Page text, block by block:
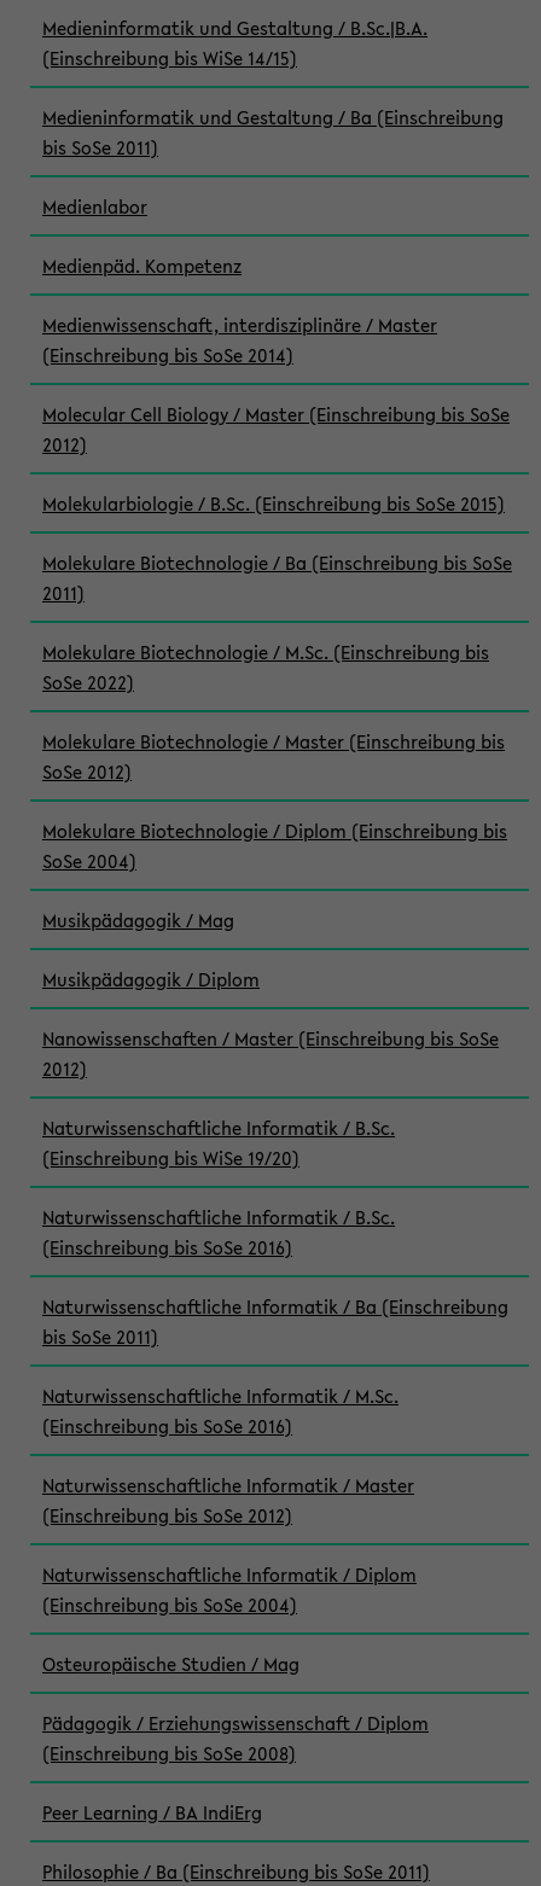
Medieninformatik und Gestaltung / B.Sc.|B.A.
(Einschreibung bis WiSe 14/15)
Medieninformatik und Gestaltung / Ba (Einschreibung
bis SoSe 2011)
Medienlabor
Medienpäd. Kompetenz
Medienwissenschaft, interdisziplinäre / Master
(Einschreibung bis SoSe 2014)
Molecular Cell Biology / Master (Einschreibung bis SoSe
2012)
Molekularbiologie / B.Sc. (Einschreibung bis SoSe 2015)
Molekulare Biotechnologie / Ba (Einschreibung bis SoSe
2011)
Molekulare Biotechnologie / M.Sc. (Einschreibung bis
SoSe 2022)
Molekulare Biotechnologie / Master (Einschreibung bis
SoSe 2012)
Molekulare Biotechnologie / Diplom (Einschreibung bis
SoSe 2004)
Musikpädagogik / Mag
Musikpädagogik / Diplom
Nanowissenschaften / Master (Einschreibung bis SoSe
2012)
Naturwissenschaftliche Informatik / B.Sc.
(Einschreibung bis WiSe 19/20)
Naturwissenschaftliche Informatik / B.Sc.
(Einschreibung bis SoSe 2016)
Naturwissenschaftliche Informatik / Ba (Einschreibung
bis SoSe 2011)
Naturwissenschaftliche Informatik / M.Sc.
(Einschreibung bis SoSe 2016)
Naturwissenschaftliche Informatik / Master
(Einschreibung bis SoSe 2012)
Naturwissenschaftliche Informatik / Diplom
(Einschreibung bis SoSe 2004)
Osteuropäische Studien / Mag
Pädagogik / Erziehungswissenschaft / Diplom
(Einschreibung bis SoSe 2008)
Peer Learning / BA IndiErg
Philosophie / Ba (Einschreibung bis SoSe 2011)